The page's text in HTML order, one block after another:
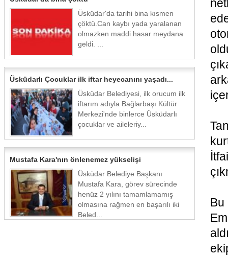
Üsküdar'da tarihi bina kısmen
çöktü.Can kaybı yada yaralanan
olmazken maddi hasar meydana
geldi. ...
Üsküdarlı Çocuklar ilk iftar heyecanını yaşadı...
Üsküdar Belediyesi, ilk orucum ilk
iftarım adıyla Bağlarbaşı Kültür
Merkezi'nde binlerce Üsküdarlı
çocuklar ve aileleriy...
Mustafa Kara'nın önlenemez yükselişi
Üsküdar Belediye Başkanı
Mustafa Kara, görev sürecinde
henüz 2 yılını tamamlamamış
olmasına rağmen en başarılı iki
Beled...